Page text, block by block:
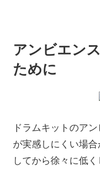
アンビエン
ために
ドラムキットのア
が実感しにくい場
してから徐々に低